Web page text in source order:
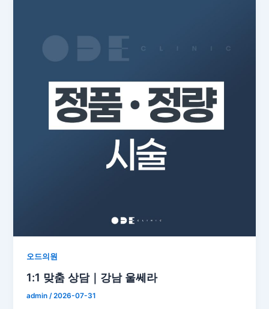
오드의원
1:1 맞춤 상담｜강남 울쎄라
admin/2026-07-31